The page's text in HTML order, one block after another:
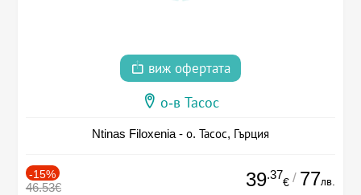
виж офертата
о-в Тасос
Ntinas Filoxenia - о. Тасос, Гърция
-15%
46.53€ 39.37
€ / 77лв.